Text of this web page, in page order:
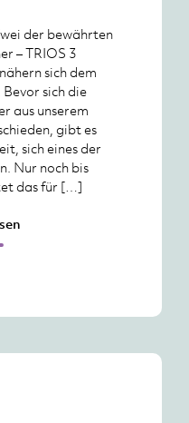
der bewährten
– TRIOS 3
sich dem
sich die
aus unserem
gibt es
sich eines der
Nur noch bis
das für […]